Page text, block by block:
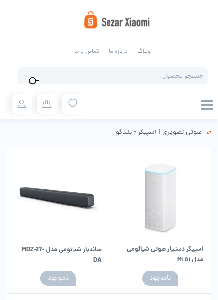
وبلاگ درباره ما تماس با ما
search
صوتی تصویری | اسپیکر - بلندگو
اسپیکر دستیار صوتی شیائومی
مدل Mi Ai
ناموجود
ساندبار شیائومی مدل MDZ-27-
DA
ناموجود